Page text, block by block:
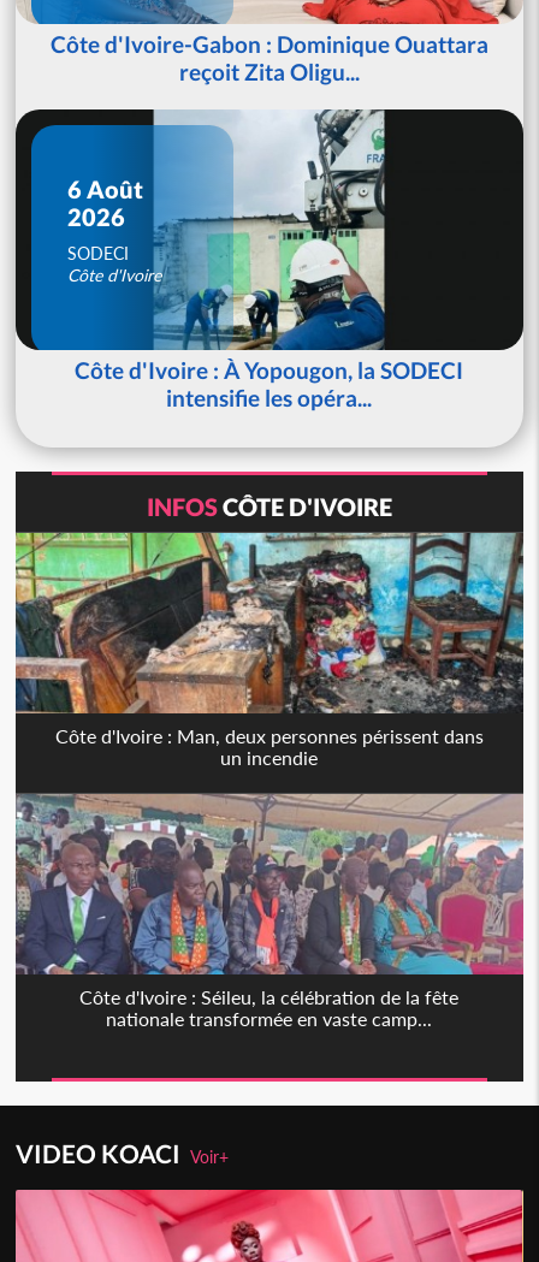
Côte d'Ivoire-Gabon : Dominique Ouattara
reçoit Zita Oligu...
6 Août
2026
SODECI
Côte d'Ivoire
Côte d'Ivoire : À Yopougon, la SODECI
intensifie les opéra...
INFOSCÔTE D'IVOIRE
Côte d'Ivoire : Man, deux personnes périssent dans
un incendie
Côte d'Ivoire : Séileu, la célébration de la fête
nationale transformée en vaste camp...
VIDEO KOACIVoir+